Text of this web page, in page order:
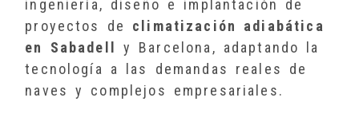
ingeniería, diseño e implantación de
proyectos de climatización adiabática
en Sabadell y Barcelona, adaptando la
tecnología a las demandas reales de
naves y complejos empresariales.